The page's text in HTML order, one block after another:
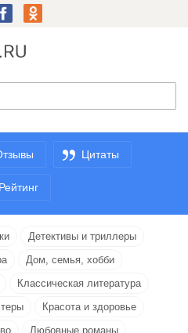
Цитаты
Рейтинг
Детективы и триллеры
Дом, семья, хобби
Классическая литература
Красота и здоровье
Любовные романы